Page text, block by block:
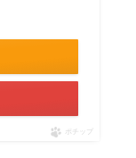
ポチップ